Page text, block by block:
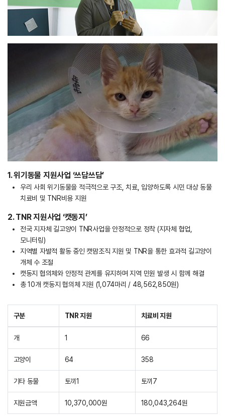
1. 위기동물 지원사업 ‘쓰담쓰담’
우리 사회 위기동물을 적극적으로 구조, 치료, 입양하도록 시민 대상 동물
치료비 및 TNR비용 지원
2. TNR 지원사업 ‘캣동지’
전국 지자체 길고양이 TNR사업을 안정적으로 정착 (지자체 협업,
모니터링)
지역별 자발적 활동 중인 캣맘조직 지원 및 TNR을 통한 효과적 길고양이
개체 수 조절
캣동지 협의체와 안정적 관계를 유지하며 지역 민원 발생 시 함께 해결
총 10개 캣동지 협의체 지원 (1,074마리 / 48,562,850원)
구분 TNR 지원 치료비 지원
개 1 66
고양이 64 358
기타 동물 토끼1 토끼7
지원금액 10,370,000원 180,043,264원